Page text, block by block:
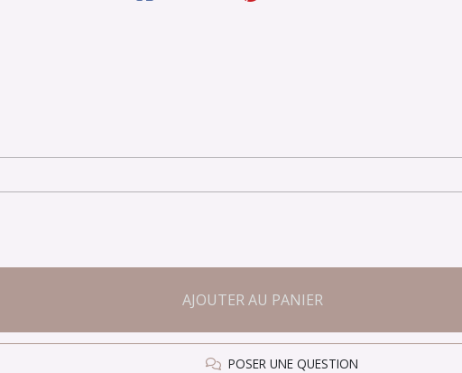
AJOUTER AU PANIER
POSER UNE QUESTION